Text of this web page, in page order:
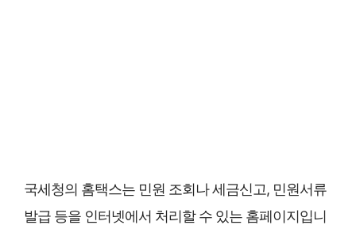
국세청의 홈택스는 민원 조회나 세금신고, 민원서류
발급 등을 인터넷에서 처리할 수 있는 홈페이지입니